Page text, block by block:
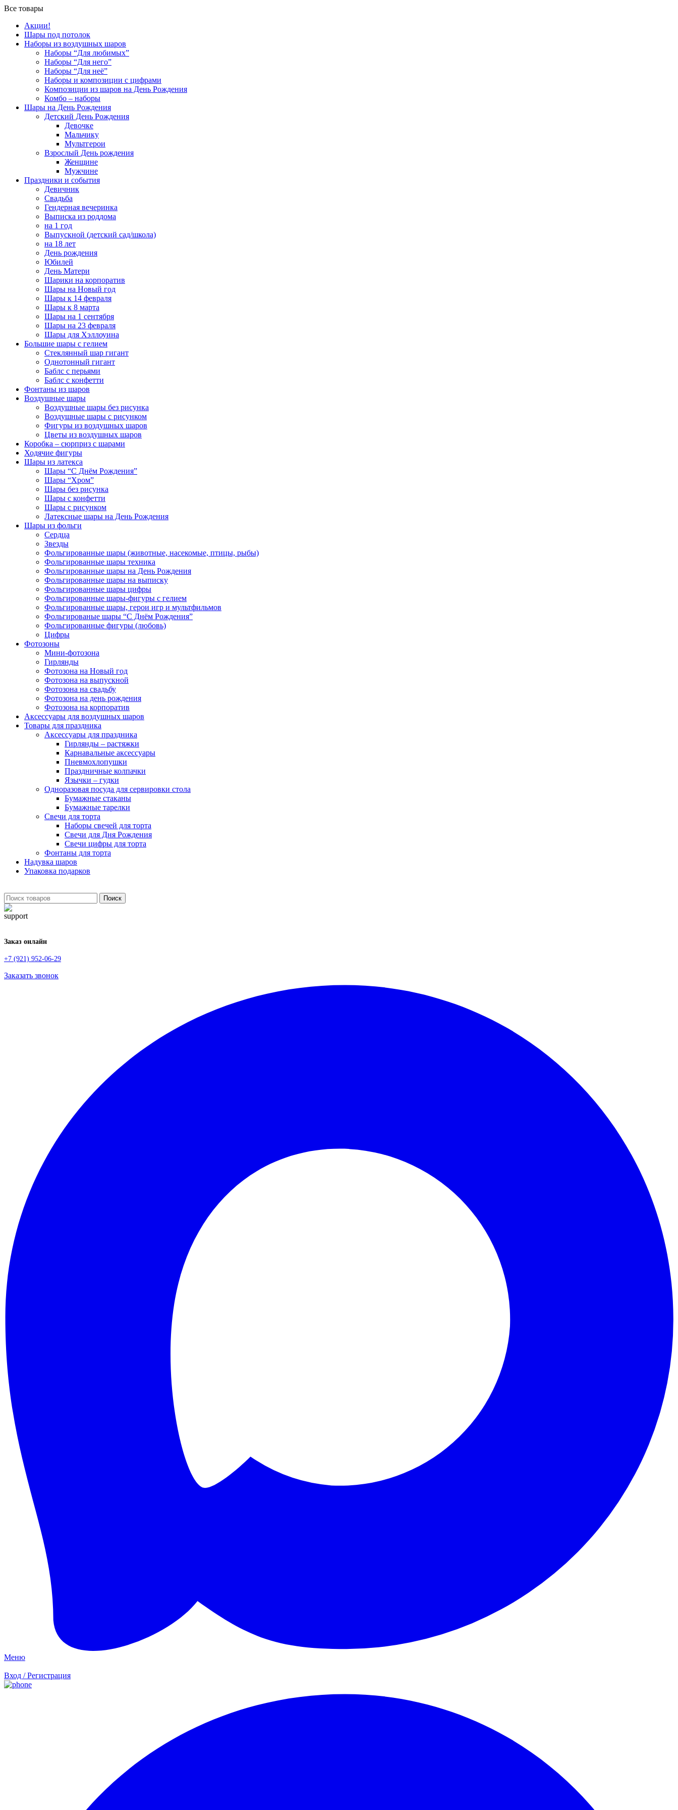
Все товары
Акции!
Шары под потолок
Наборы из воздушных шаров
Наборы “Для любимых”
Наборы “Для него”
Наборы “Для неё”
Наборы и композиции с цифрами
Композиции из шаров на День Рождения
Комбо – наборы
Шары на День Рождения
Детский День Рождения
Девочке
Мальчику
Мультгерои
Взрослый День рождения
Женщине
Мужчине
Праздники и события
Девичник
Свадьба
Гендерная вечеринка
Выписка из роддома
на 1 год
Выпускной (детский сад/школа)
на 18 лет
День рождения
Юбилей
День Матери
Шарики на корпоратив
Шары на Новый год
Шары к 14 февраля
Шары к 8 марта
Шары на 1 сентября
Шары на 23 февраля
Шары для Хэллоуина
Большие шары с гелием
Стеклянный шар гигант
Однотонный гигант
Баблс с перьями
Баблс с конфетти
Фонтаны из шаров
Воздушные шары
Воздушные шары без рисунка
Воздушные шары с рисунком
Фигуры из воздушных шаров
Цветы из воздушных шаров
Коробка – сюрприз с шарами
Ходячие фигуры
Шары из латекса
Шары “С Днём Рождения”
Шары “Хром”
Шары без рисунка
Шары с конфетти
Шары с рисунком
Латексные шары на День Рождения
Шары из фольги
Сердца
Звезды
Фольгированные шары (животные, насекомые, птицы, рыбы)
Фольгированные шары техника
Фольгированные шары на День Рождения
Фольгированные шары на выписку
Фольгированные шары цифры
Фольгированные шары-фигуры с гелием
Фольгированные шары, герои игр и мультфильмов
Фольгированые шары “С Днём Рождения”
Фольгированные фигуры (любовь)
Цифры
Фотозоны
Мини-фотозона
Гирлянды
Фотозона на Новый год
Фотозона на выпускной
Фотозона на свадьбу
Фотозона на день рождения
Фотозона на корпоратив
Аксессуары для воздушных шаров
Товары для праздника
Аксессуары для праздника
Гирлянды – растяжки
Карнавальные аксессуары
Пневмохлопушки
Праздничные колпачки
Язычки – гудки
Одноразовая посуда для сервировки стола
Бумажные стаканы
Бумажные тарелки
Свечи для торта
Наборы свечей для торта
Свечи для Дня Рождения
Свечи цифры для торта
Фонтаны для торта
Надувка шаров
Упаковка подарков
Поиск
Заказ онлайн
+7 (921) 952-06-29
Заказать звонок
Меню
Вход / Регистрация